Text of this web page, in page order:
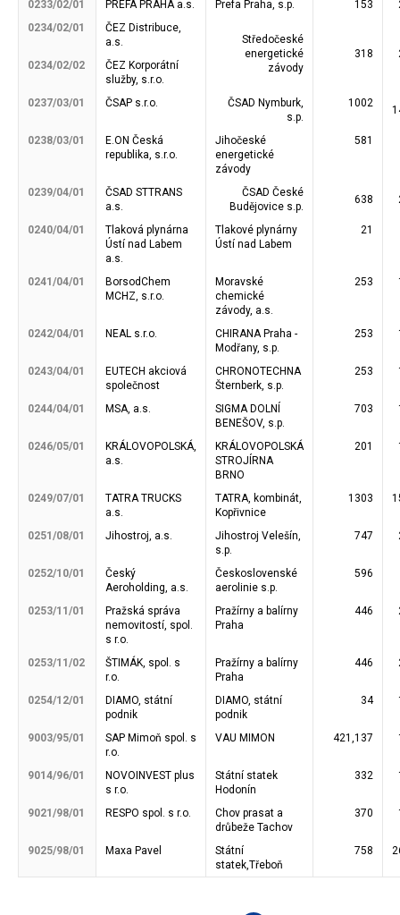
0233/02/01 PREFA PRAHA a.s. Prefa Praha, s.p. 153
0234/02/01
ČEZ Distribuce,
a.s.
Středočeské
energetické
závody
318
0234/02/02
ČEZ Korporátní
služby, s.r.o.
0237/03/01
ČSAP s.r.o.
ČSAD Nymburk,
s.p.
1002
0238/03/01
E.ON Česká
republika, s.r.o.
Jihočeské
energetické
závody
581
0239/04/01
ČSAD STTRANS
a.s.
ČSAD České
Budějovice s.p.
638
0240/04/01
Tlaková plynárna
Ústí nad Labem
a.s.
Tlakové plynárny
Ústí nad Labem
21
0241/04/01
BorsodChem
MCHZ, s.r.o.
Moravské
chemické
závody, a.s.
253
0242/04/01 NEAL s.r.o.
CHIRANA Praha -
Modřany, s.p.
253
0243/04/01
EUTECH akciová
společnost
CHRONOTECHNA
Šternberk, s.p.
253
0244/04/01 MSA, a.s.
SIGMA DOLNÍ
BENEŠOV, s.p.
703
0246/05/01
KRÁLOVOPOLSKÁ,
a.s.
KRÁLOVOPOLSKÁ
STROJÍRNA
BRNO
201
0249/07/01
TATRA TRUCKS
a.s.
TATRA, kombinát,
Kopřivnice
1303
0251/08/01 Jihostroj, a.s.
Jihostroj Velešín,
s.p.
747
0252/10/01
Český
Aeroholding, a.s.
Československé
aerolinie s.p.
596
0253/11/01
Pražská správa
nemovitostí, spol.
s r.o.
Pražírny a balírny
Praha
446
0253/11/02
ŠTIMÁK, spol. s
r.o.
Pražírny a balírny
Praha
446
0254/12/01
DIAMO, státní
podnik
DIAMO, státní
podnik
34
9003/95/01
SAP Mimoň spol. s
r.o.
VAU MIMON 421,137
9014/96/01
NOVOINVEST plus
s r.o.
Státní statek
Hodonín
332
9021/98/01 RESPO spol. s r.o.
Chov prasat a
drůbeže Tachov
370
9025/98/01 Maxa Pavel
Státní
statek,Třeboň
758